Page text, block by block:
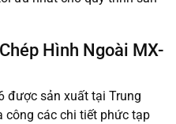
Hình Ngoài MX-
được sản xuất tại Trung
công các chi tiết phức tạp